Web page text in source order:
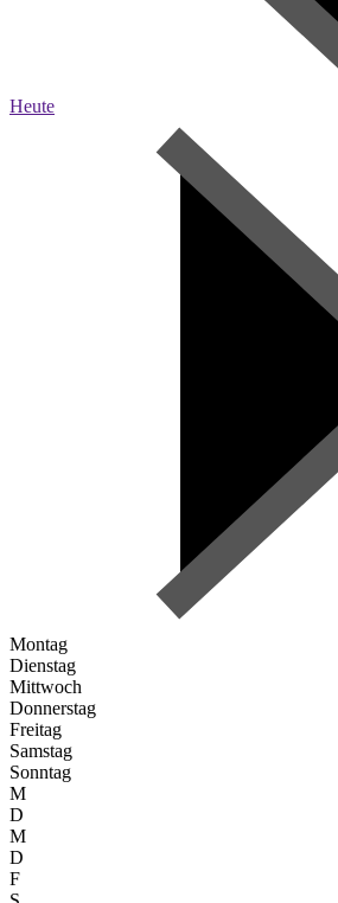
Heute
Montag
Dienstag
Mittwoch
Donnerstag
Freitag
Samstag
Sonntag
M
D
M
D
F